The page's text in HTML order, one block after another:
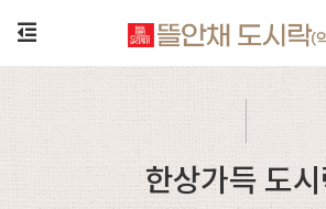
한상가득 도